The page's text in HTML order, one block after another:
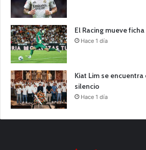
El Racing mueve
Hace 1 día
Kiat Lim se
silencio
Hace 1 día